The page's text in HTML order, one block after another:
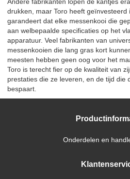
drukken, maar Toro heeft geïnvesteerd
garandeert dat elke messenkooi die
aan welbepaalde specificaties op het
apparatuur. Veel fabrikanten van
messenkooien die lang gras kort
meesten hebben geen oog voor het
Toro is terecht fier op de kwaliteit van
prestaties die ze leveren, en de tijd die
bespaart.
Onderdelen en